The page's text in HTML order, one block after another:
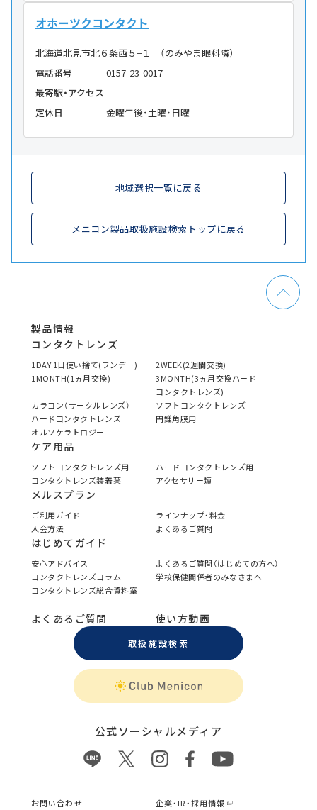
オホーツクコンタクト
北海道北見市北６条西５−１ （のみやま眼科隣）
電話番号
0157-23-0017
最寄駅・アクセス
定休日
金曜午後・土曜・日曜
地域選択一覧に戻る
メニコン製品取扱施設検索トップに戻る
製品情報
コンタクトレンズ
1DAY 1日使い捨て(ワンデー)
2WEEK(2週間交換)
1MONTH(1ヵ月交換)
3MONTH(3ヵ月交換ハード
コンタクトレンズ)
カラコン（サークルレンズ）
ソフトコンタクトレンズ
ハードコンタクトレンズ
円錐角膜用
オルソケラトロジー
ケア用品
ソフトコンタクトレンズ用
ハードコンタクトレンズ用
コンタクトレンズ装着薬
アクセサリー類
メルスプラン
ご利用ガイド
ラインナップ・料金
入会方法
よくあるご質問
はじめてガイド
安心アドバイス
よくあるご質問（はじめての方へ）
コンタクトレンズコラム
学校保健関係者のみなさまへ
コンタクトレンズ総合資料室
よくあるご質問 使い方動画
取扱施設検索
公式ソーシャルメディア
お問い合わせ
企業・IR・採用情報